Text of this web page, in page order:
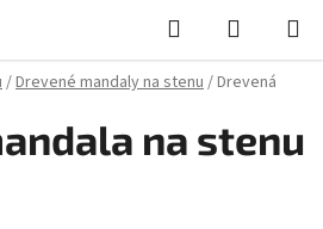
Hľadať
KOŠÍK
/Drevené mandaly na stenu/Drevená
na stenu